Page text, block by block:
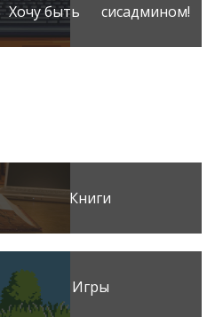
быть сисадмином!
Книги
Игры